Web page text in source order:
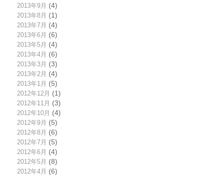
2013年9月 (4)
2013年8月 (1)
2013年7月 (4)
2013年6月 (6)
2013年5月 (4)
2013年4月 (6)
2013年3月 (3)
2013年2月 (4)
2013年1月 (5)
2012年12月 (1)
2012年11月 (3)
2012年10月 (4)
2012年9月 (5)
2012年8月 (6)
2012年7月 (5)
2012年6月 (4)
2012年5月 (8)
2012年4月 (6)